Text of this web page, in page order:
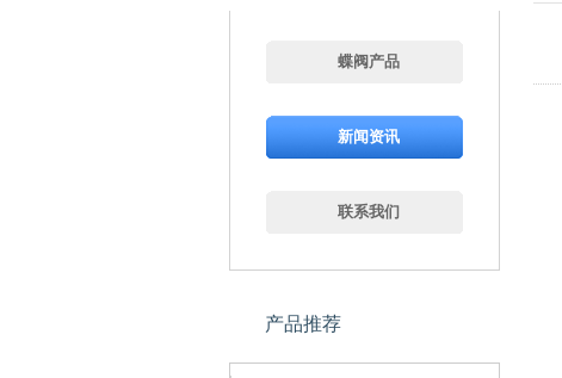
蝶阀产品
新闻资讯
联系我们
产品推荐